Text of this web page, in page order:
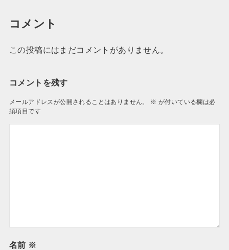
コメント
この投稿にはまだコメントがありません。
コメントを残す
メールアドレスが公開されることはありません。 ※ が付いている欄は必
須項目です
名前 ※